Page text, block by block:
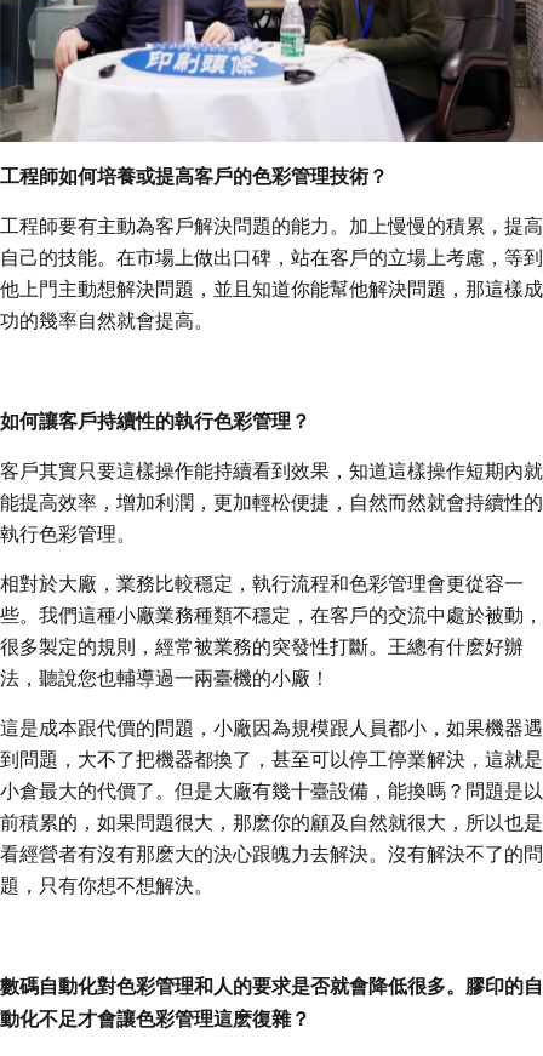
工程師如何培養或提高客戶的色彩管理技術？
工程師要有主動為客戶解決問題的能力。加上慢慢的積累，提高
自己的技能。在市場上做出口碑，站在客戶的立場上考慮，等到
他上門主動想解決問題，並且知道你能幫他解決問題，那這樣成
功的幾率自然就會提高。
如何讓客戶持續性的執行色彩管理？
客戶其實只要這樣操作能持續看到效果，知道這樣操作短期內就
能提高效率，增加利潤，更加輕松便捷，自然而然就會持續性的
執行色彩管理。
相對於大廠，業務比較穩定，執行流程和色彩管理會更從容一
些。我們這種小廠業務種類不穩定，在客戶的交流中處於被動，
很多製定的規則，經常被業務的突發性打斷。王總有什麽好辦
法，聽說您也輔導過一兩臺機的小廠！
這是成本跟代價的問題，小廠因為規模跟人員都小，如果機器遇
到問題，大不了把機器都換了，甚至可以停工停業解決，這就是
小倉最大的代價了。但是大廠有幾十臺設備，能換嗎？問題是以
前積累的，如果問題很大，那麽你的顧及自然就很大，所以也是
看經營者有沒有那麽大的決心跟魄力去解決。沒有解決不了的問
題，只有你想不想解決。
數碼自動化對色彩管理和人的要求是否就會降低很多。膠印的自
動化不足才會讓色彩管理這麽復雜？